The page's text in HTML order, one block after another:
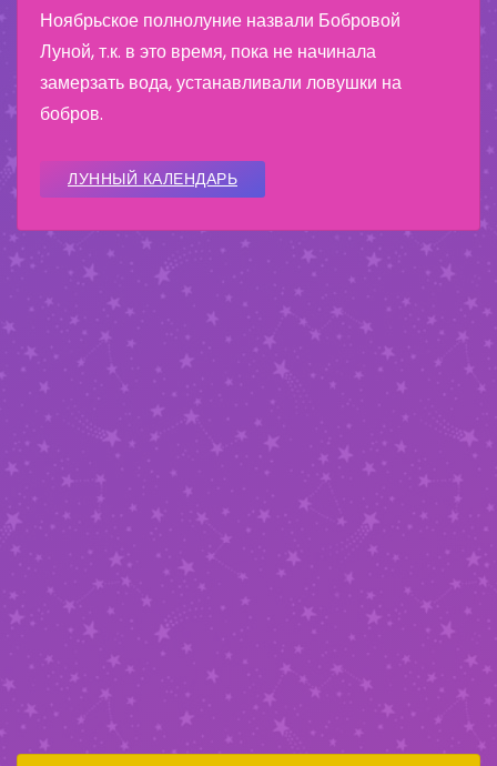
Ноябрьское полнолуние назвали Бобровой
Луной, т.к. в это время, пока не начинала
замерзать вода, устанавливали ловушки на
бобров.
ЛУННЫЙ КАЛЕНДАРЬ